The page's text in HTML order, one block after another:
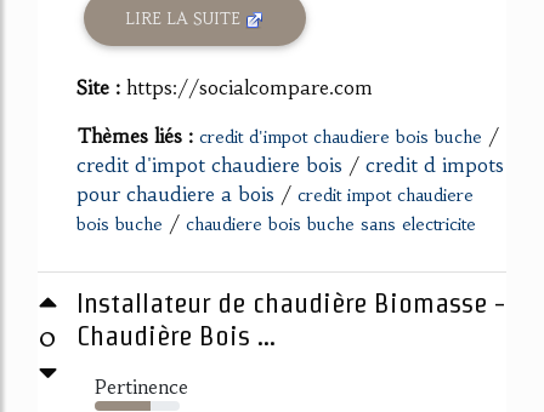
LIRE LA SUITE
Site : https://socialcompare.com
Thèmes liés : credit d'impot chaudiere bois buche /
credit d'impot chaudiere bois / credit d impots
pour chaudiere a bois / credit impot chaudiere
bois buche / chaudiere bois buche sans electricite
0
Installateur de chaudière Biomasse -
Chaudière Bois ...
Pertinence